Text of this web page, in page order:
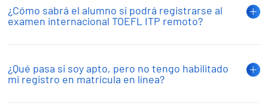
¿Cómo sabrá el alumno si podrá registrarse al
examen internacional TOEFL ITP remoto?
¿Qué pasa si soy apto, pero no tengo habilitado
mi registro en matrícula en línea?